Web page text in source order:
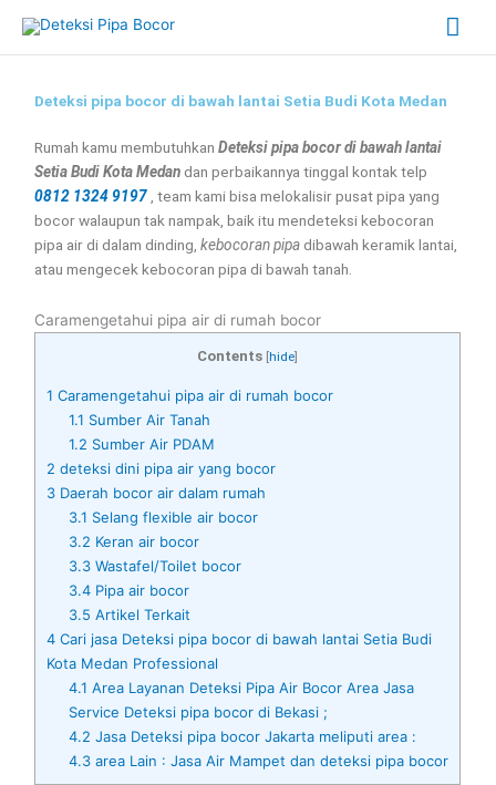
content
Deteksi pipa bocor di bawah lantai Setia Budi Kota Medan
Rumah kamu membutuhkan Deteksi pipa bocor di bawah lantai
Setia Budi Kota Medandan perbaikannya tinggal kontak telp
0812 1324 9197, team kami bisa melokalisir pusat pipa yang
bocor walaupun tak nampak, baik itu mendeteksi kebocoran
pipa air di dalam dinding,kebocoran pipadibawah keramik lantai,
atau mengecek kebocoran pipa di bawah tanah.
Caramengetahui pipa air di rumah bocor
Contents [hide]
1 Caramengetahui pipa air di rumah bocor
1.1 Sumber Air Tanah
1.2 Sumber Air PDAM
2 deteksi dini pipa air yang bocor
3 Daerah bocor air dalam rumah
3.1 Selang flexible air bocor
3.2 Keran air bocor
3.3Wastafel/Toilet bocor
3.4Pipa air bocor
3.5 Artikel Terkait
4 Cari jasa Deteksi pipa bocor di bawah lantai Setia Budi
Kota Medan Professional
4.1 Area Layanan Deteksi Pipa Air Bocor Area Jasa
Service Deteksi pipa bocor di Bekasi ;
4.2 Jasa Deteksi pipa bocor Jakarta meliputi area :
4.3area Lain : Jasa Air Mampet dan deteksi pipa bocor